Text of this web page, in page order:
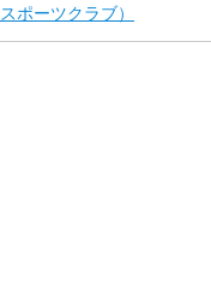
ポーツクラブ）